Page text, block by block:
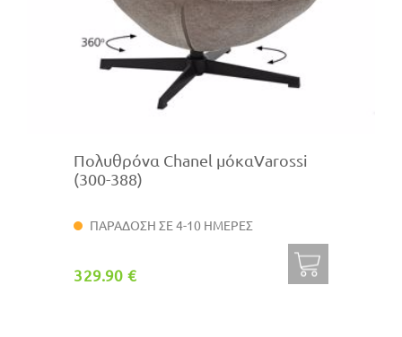
Πολυθρόνα Chanel μόκαVarossi
(300-388)
ΠΑΡΑΔΟΣΗ ΣΕ 4-10 ΗΜΕΡΕΣ
329.90 €